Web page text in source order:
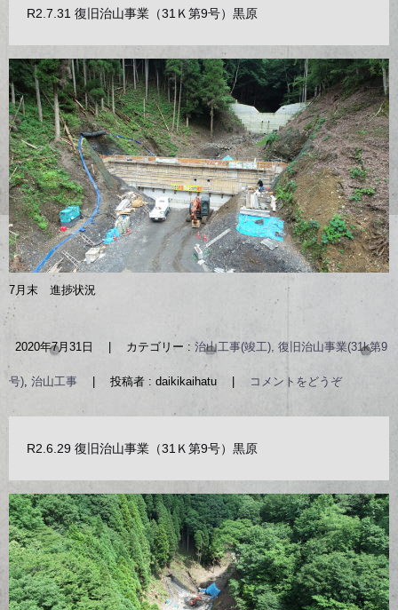
R2.7.31 復旧治山事業（31Ｋ第9号）黒原
7月末 進捗状況
2020年7月31日 | カテゴリー : 治山工事(竣工), 復旧治山事業(31k第9
号) 治山工事 | 投稿者 : daikikaihatu | コメントをどうぞ
R2.6.29 復旧治山事業（31Ｋ第9号）黒原